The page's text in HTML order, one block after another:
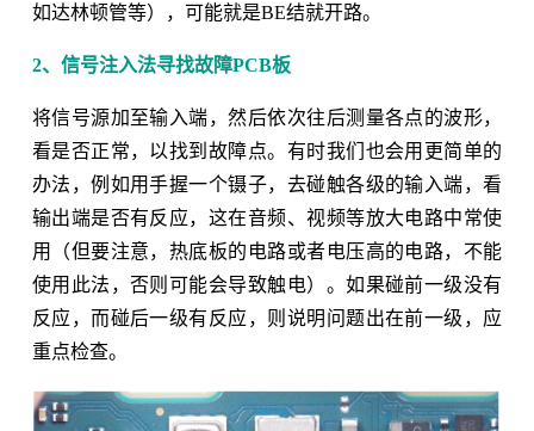
如达林顿管等），可能就是BE结就开路。
2、信号注入法寻找故障PCB板
将信号源加至输入端，然后依次往后测量各点的波形，
看是否正常，以找到故障点。有时我们也会用更简单的
办法，例如用手握一个镊子，去碰触各级的输入端，看
输出端是否有反应，这在音频、视频等放大电路中常使
用（但要注意，热底板的电路或者电压高的电路，不能
使用此法，否则可能会导致触电）。如果碰前一级没有
反应，而碰后一级有反应，则说明问题出在前一级，应
重点检查。